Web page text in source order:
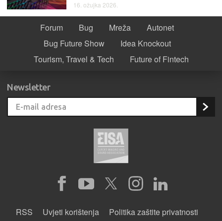
16. ožujka 2026.
Forum Bug Mreža
Autonet
Bug Future Show
Idea Knockout
Tourism, Travel & Tech
Future of Fintech
Newsletter
RSS Uvjeti korištenja
Politika zaštite privatnosti